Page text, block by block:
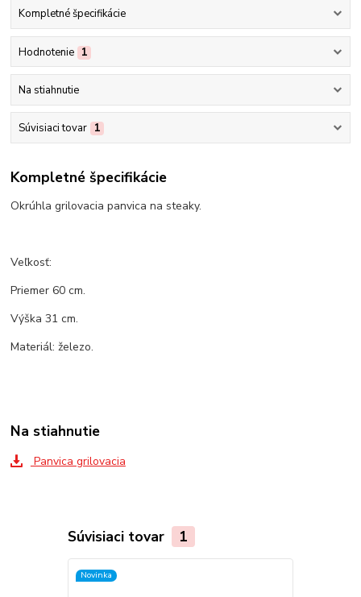
Kompletné špecifikácie
Hodnotenie 1
Na stiahnutie
Súvisiaci tovar 1
Kompletné špecifikácie
Okrúhla grilovacia panvica na steaky.
Veľkosť:
Priemer 60 cm.
Výška 31 cm.
Materiál: železo.
Na stiahnutie
Panvica grilovacia
Súvisiaci tovar 1
Novinka